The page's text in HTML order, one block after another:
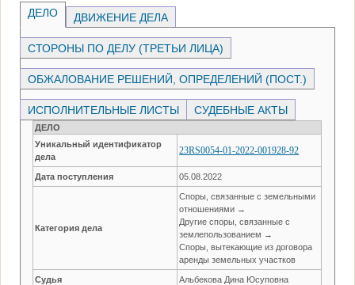
ДЕЛО ДВИЖЕНИЕ ДЕЛА
СТОРОНЫ ПО ДЕЛУ (ТРЕТЬИ ЛИЦА)
ОБЖАЛОВАНИЕ РЕШЕНИЙ, ОПРЕДЕЛЕНИЙ (ПОСТ.)
ИСПОЛНИТЕЛЬНЫЕ ЛИСТЫ СУДЕБНЫЕ АКТЫ
ДЕЛО
Уникальный идентификатор
дела
23RS0054-01-2022-001928-92
Дата поступления 05.08.2022
Категория дела
Споры, связанные с земельными
отношениями →
Другие споры, связанные с
землепользованием →
Споры, вытекающие из договора
аренды земельных участков
Судья Альбекова Дина Юсуповна